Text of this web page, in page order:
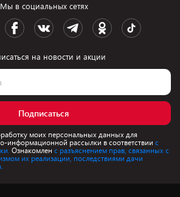
Мы в социальных сетях
на новости и акции
Подписаться
моих персональных данных для
информационной рассылки в соответствии с
Ознакомлен с разъяснением прав, связанных с
их реализации, последствиями дачи